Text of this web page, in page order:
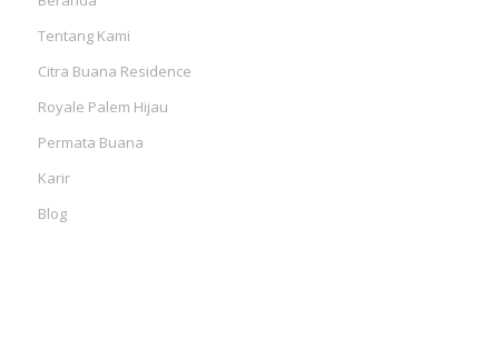
Tentang Kami
Citra Buana Residence
Royale Palem Hijau
Permata Buana
Karir
Blog